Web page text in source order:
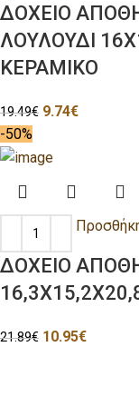
ΔΟΧΕΙΟ
ΛΟΥΛΟΥΔΙ
ΚΕΡΑΜΙΚΟ
19.49€ 9.74€
-50%
ΔΟΧΕΙΟ
21.89€ 10.95€